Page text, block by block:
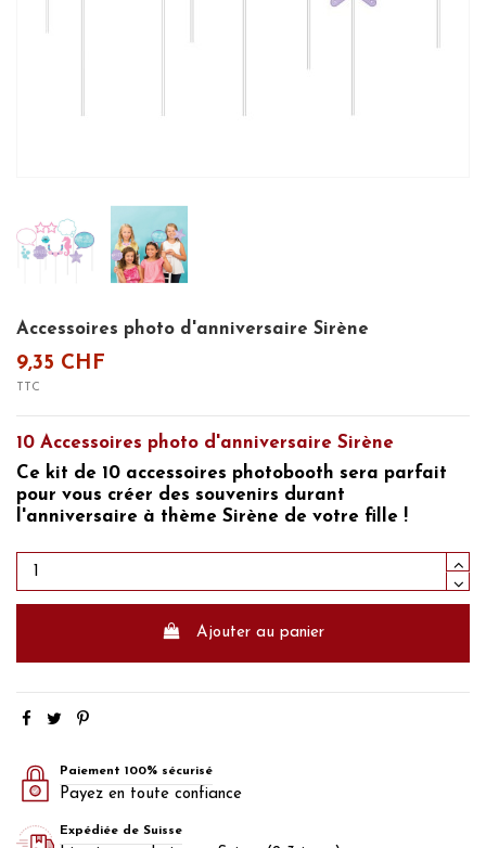
Accessoires photo d'anniversaire Sirène
9,35 CHF
TTC
10 Accessoires photo d'anniversaire Sirène
Ce kit de 10 accessoires photobooth sera parfait
pour vous créer des souvenirs durant
l'anniversaire à thème Sirène de votre fille !
Ajouter au panier
Paiement 100% sécurisé
Payez en toute confiance
Expédiée de Suisse